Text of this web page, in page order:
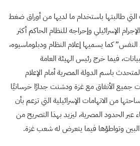
طالبتها باستخدام ما لديها من أوراق ضغط
الإسرائيلي وإحراجه للنظام الحاكم أكثر
كما يسميها إعلام النظام ودبلوماسيوه،
فيما خرج رئيس الهيئة العامة
باسم الدولة المصرية أمام الإعلام
جميع الأنفاق مع غزة ودشنت جدارًا خرسانيًا
من الاتهامات الإسرائيلية التي تزعم بأن
الحدود المصرية، ليزيد بهذا التصريح من
وتواطؤها فيما يتعرض له شعب غزة.